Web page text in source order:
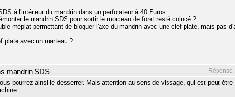
à l'intérieur du mandrin dans un perforateur à 40 Euros.
le mandrin SDS pour sortir le morceau de foret resté coincé ?
méplat permettant de bloquer l'axe du mandrin avec une clef plate, mais pas
plate avec un marteau ?
Réponse
mandrin SDS
pourrez ainsi le desserrer. Mais attention au sens de vissage, qui est peut-être